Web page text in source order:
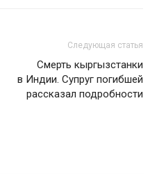
Следующая статья
Смерть кыргызстанки
в Индии. Супруг погибшей
рассказал подробности